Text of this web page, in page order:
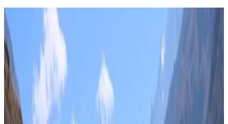
Nepal
प्रधानमन्त्रीसँग भेटवार्ता: निर्वाचनमा जान प्रमुख
राजनीतिक दलहरु तयार